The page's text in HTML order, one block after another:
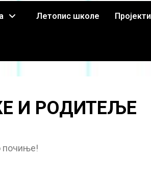
Летопис школе Пројекти
И РОДИТЕЉЕ
почиње!